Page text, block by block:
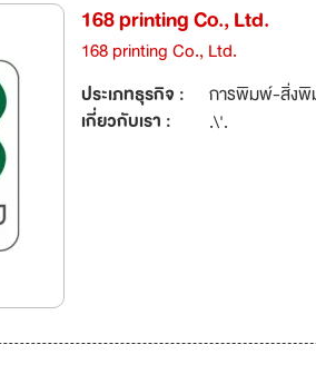
168 printing Co., Ltd.
168 printing Co., Ltd.
ประเภทธุรกิจ :
การพิมพ์-สิ่ง
เกี่ยวกับเรา :
.\'.